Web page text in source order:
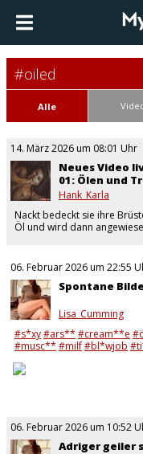
#oiled
Alle
14. März 2026 um 08:01 Uhr
Neues Video
01: Ölen und
Hank_Karla
Nackt bedeckt sie ihre
Öl und wird dann
06. Februar 2026 um 22:55
Spontane
Lisa_Cumming
#s*xy#ars** #cream**e
#musc** #milf#bl*wjob
06. Februar 2026 um 10:52
Adriger geiler